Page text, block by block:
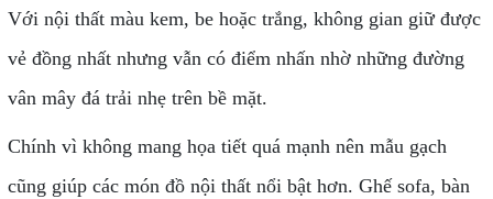
Với nội thất màu kem, be hoặc trắng, không gian giữ được
vẻ đồng nhất nhưng vẫn có điểm nhấn nhờ những đường
vân mây đá trải nhẹ trên bề mặt.
Chính vì không mang họa tiết quá mạnh nên mẫu gạch
cũng giúp các món đồ nội thất nổi bật hơn. Ghế sofa, bàn